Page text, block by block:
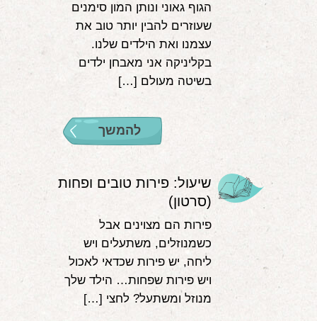
הגוף גאוני ונותן המון סימנים
שעוזרים להבין יותר טוב את
עצמנו ואת הילדים שלנו.
בקליניקה אני מאבחן ילדים
בשיטה מעולם […]
להמשך
שיעול: פירות טובים ופחות
(סרטון)
פירות הם מצוינים אבל
כשמנוזלים, משתעלים ויש
ליחה, יש פירות שכדאי לאכול
ויש פירות שפחות… הילד שלך
מנוזל ומשתעל? לחצי […]